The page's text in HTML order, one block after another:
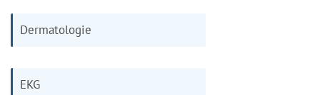
Dermatologie
EKG